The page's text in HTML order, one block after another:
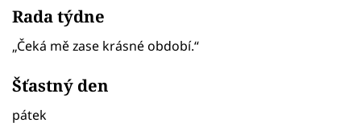
Rada týdne
„Čeká mě zase krásné období.“
Šťastný den
pátek